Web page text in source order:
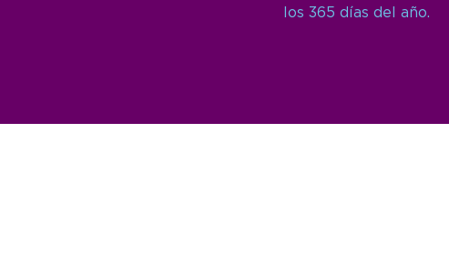
los 365 días del año.